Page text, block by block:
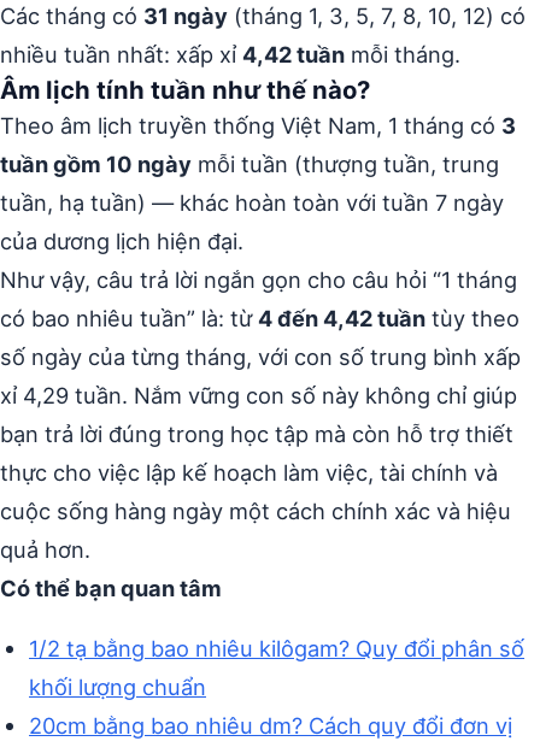
Các tháng có 31 ngày (tháng 1, 3, 5, 7, 8, 10, 12) có
nhiều tuần nhất: xấp xỉ 4,42 tuần mỗi tháng.
Âm lịch tính tuần như thế nào?
Theo âm lịch truyền thống Việt Nam, 1 tháng có 3
tuần gồm 10 ngày mỗi tuần (thượng tuần, trung
tuần, hạ tuần) — khác hoàn toàn với tuần 7 ngày
của dương lịch hiện đại.
Như vậy, câu trả lời ngắn gọn cho câu hỏi “1 tháng
có bao nhiêu tuần” là: từ4 đến 4,42 tuần tùy theo
số ngày của từng tháng, với con số trung bình xấp
xỉ 4,29 tuần. Nắm vững con số này không chỉ giúp
bạn trả lời đúng trong học tập mà còn hỗ trợ thiết
thực cho việc lập kế hoạch làm việc, tài chính và
cuộc sống hàng ngày một cách chính xác và hiệu
quả hơn.
Có thể bạn quan tâm
1/2 tạ bằng bao nhiêu kilôgam? Quy đổi phân số
khối lượng chuẩn
20cm bằng bao nhiêu dm? Cách quy đổi đơn vị